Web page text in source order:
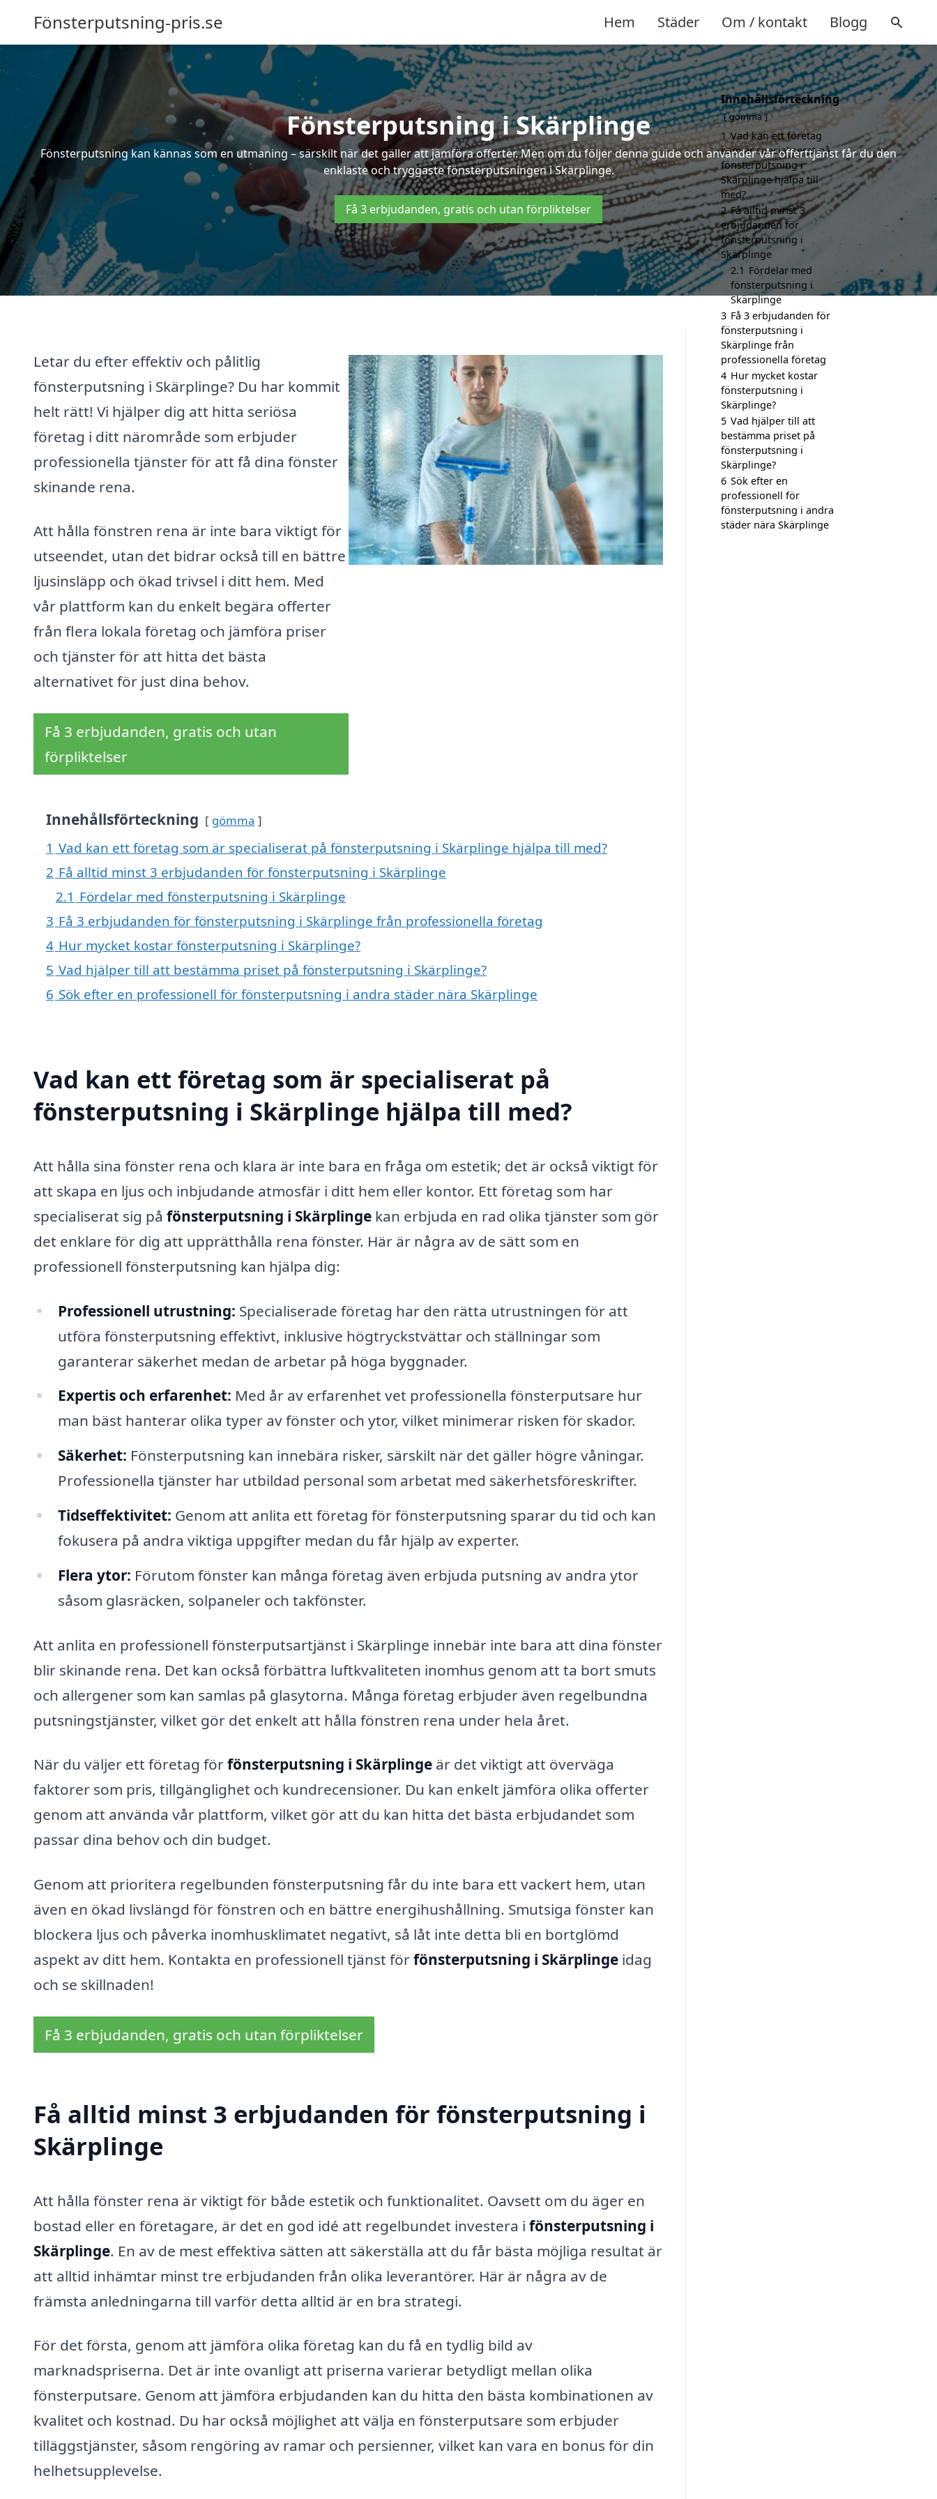
Fönsterputsning-pris.se Hem Städer Om / kontakt Blogg
Fönsterputsning i Skärplinge
Fönsterputsning kan kännas som en utmaning – särskilt när det gäller att jämföra offerter. Men om du följer denna guide och använder vår offerttjänst får du den
enklaste och tryggaste fönsterputsningen i Skärplinge.
Få 3 erbjudanden, gratis och utan förpliktelser
Letar du efter effektiv och pålitlig
fönsterputsning i Skärplinge? Du har kommit
helt rätt! Vi hjälper dig att hitta seriösa
företag i ditt närområde som erbjuder
professionella tjänster för att få dina fönster
skinande rena.
Att hålla fönstren rena är inte bara viktigt för
utseendet, utan det bidrar också till en bättre
ljusinsläpp och ökad trivsel i ditt hem. Med
vår plattform kan du enkelt begära offerter
från flera lokala företag och jämföra priser
och tjänster för att hitta det bästa
alternativet för just dina behov.
Få 3 erbjudanden, gratis och utan
förpliktelser
Innehållsförteckning gömma
1 Vad kan ett företag som är specialiserat på fönsterputsning i Skärplinge hjälpa till med?
2 Få alltid minst 3 erbjudanden för fönsterputsning i Skärplinge
2.1 Fördelar med fönsterputsning i Skärplinge
3 Få 3 erbjudanden för fönsterputsning i Skärplinge från professionella företag
4 Hur mycket kostar fönsterputsning i Skärplinge?
5 Vad hjälper till att bestämma priset på fönsterputsning i Skärplinge?
6 Sök efter en professionell för fönsterputsning i andra städer nära Skärplinge
Vad kan ett företag som är specialiserat på
fönsterputsning i Skärplinge hjälpa till med?
Att hålla sina fönster rena och klara är inte bara en fråga om estetik; det är också viktigt för
att skapa en ljus och inbjudande atmosfär i ditt hem eller kontor. Ett företag som har
specialiserat sig på fönsterputsning i Skärplinge kan erbjuda en rad olika tjänster som gör
det enklare för dig att upprätthålla rena fönster. Här är några av de sätt som en
professionell fönsterputsning kan hjälpa dig:
Professionell utrustning: Specialiserade företag har den rätta utrustningen för att
utföra fönsterputsning effektivt, inklusive högtryckstvättar och ställningar som
garanterar säkerhet medan de arbetar på höga byggnader.
Expertis och erfarenhet: Med år av erfarenhet vet professionella fönsterputsare hur
man bäst hanterar olika typer av fönster och ytor, vilket minimerar risken för skador.
Säkerhet: Fönsterputsning kan innebära risker, särskilt när det gäller högre våningar.
Professionella tjänster har utbildad personal som arbetat med säkerhetsföreskrifter.
Tidseffektivitet: Genom att anlita ett företag för fönsterputsning sparar du tid och kan
fokusera på andra viktiga uppgifter medan du får hjälp av experter.
Flera ytor: Förutom fönster kan många företag även erbjuda putsning av andra ytor
såsom glasräcken, solpaneler och takfönster.
Att anlita en professionell fönsterputsartjänst i Skärplinge innebär inte bara att dina fönster
blir skinande rena. Det kan också förbättra luftkvaliteten inomhus genom att ta bort smuts
och allergener som kan samlas på glasytorna. Många företag erbjuder även regelbundna
putsningstjänster, vilket gör det enkelt att hålla fönstren rena under hela året.
När du väljer ett företag förfönsterputsning i Skärplinge är det viktigt att överväga
faktorer som pris, tillgänglighet och kundrecensioner. Du kan enkelt jämföra olika offerter
genom att använda vår plattform, vilket gör att du kan hitta det bästa erbjudandet som
passar dina behov och din budget.
Genom att prioritera regelbunden fönsterputsning får du inte bara ett vackert hem, utan
även en ökad livslängd för fönstren och en bättre energihushållning. Smutsiga fönster kan
blockera ljus och påverka inomhusklimatet negativt, så låt inte detta bli en bortglömd
aspekt av ditt hem. Kontakta en professionell tjänst förfönsterputsning i Skärplinge idag
och se skillnaden!
Få 3 erbjudanden, gratis och utan förpliktelser
Få alltid minst 3 erbjudanden för fönsterputsning i
Skärplinge
Att hålla fönster rena är viktigt för både estetik och funktionalitet. Oavsett om du äger en
bostad eller en företagare, är det en god idé att regelbundet investera i fönsterputsning i
Skärplinge. En av de mest effektiva sätten att säkerställa att du får bästa möjliga resultat är
att alltid inhämtar minst tre erbjudanden från olika leverantörer. Här är några av de
främsta anledningarna till varför detta alltid är en bra strategi.
För det första, genom att jämföra olika företag kan du få en tydlig bild av
marknadspriserna. Det är inte ovanligt att priserna varierar betydligt mellan olika
fönsterputsare. Genom att jämföra erbjudanden kan du hitta den bästa kombinationen av
kvalitet och kostnad. Du har också möjlighet att välja en fönsterputsare som erbjuder
tilläggstjänster, såsom rengöring av ramar och persienner, vilket kan vara en bonus för din
helhetsupplevelse.
Innehållsförteckning
gömma
1 Vad kan ett företag
som är specialiserat på
fönsterputsning i
Skärplinge hjälpa till
med?
2 Få alltid minst 3
erbjudanden för
fönsterputsning i
Skärplinge
2.1 Fördelar med
fönsterputsning i
Skärplinge
3 Få 3 erbjudanden för
fönsterputsning i
Skärplinge från
professionella företag
4 Hur mycket kostar
fönsterputsning i
Skärplinge?
5 Vad hjälper till att
bestämma priset på
fönsterputsning i
Skärplinge?
6 Sök efter en
professionell för
fönsterputsning i andra
städer nära Skärplinge